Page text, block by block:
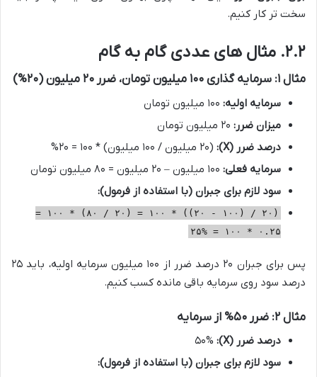
سخت تر کار کنیم.
۲.۲. مثال های عددی گام به گام
مثال ۱: سرمایه گذاری ۱۰۰ میلیون تومان، ضرر ۲۰ میلیون (۲۰%)
سرمایه اولیه:
میزان ضرر:
درصد ضرر (X):
(۲۰ میلیون / ۱۰۰ میلیون) * ۱۰۰ = ۲۰%
سرمایه فعلی:
سود لازم برای جبران (با استفاده از فرمول):
(۲۰ / (۱۰۰ - ۲۰)) * ۱۰۰ = (۲۰ / ۸۰) * ۱۰۰ =
۰.۲۵ * ۱۰۰ = ۲۵%
پس برای جبران ۲۰ درصد ضرر از ۱۰۰ میلیون سرمایه اولیه، باید ۲۵
درصد سود روی سرمایه باقی مانده کسب کنیم.
مثال ۲: ضرر ۵۰% از سرمایه
درصد ضرر (X):
سود لازم برای جبران (با استفاده از فرمول):